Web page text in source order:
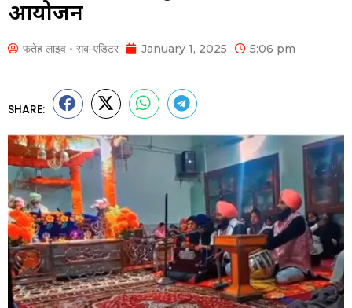
आयोजन
फतेह लाइव • सब-एडिटर January 1, 2025 5:06 pm
SHARE: